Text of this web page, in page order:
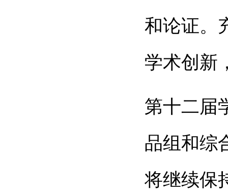
和论证。
学术创新
第十二届
品组和综
将继续保